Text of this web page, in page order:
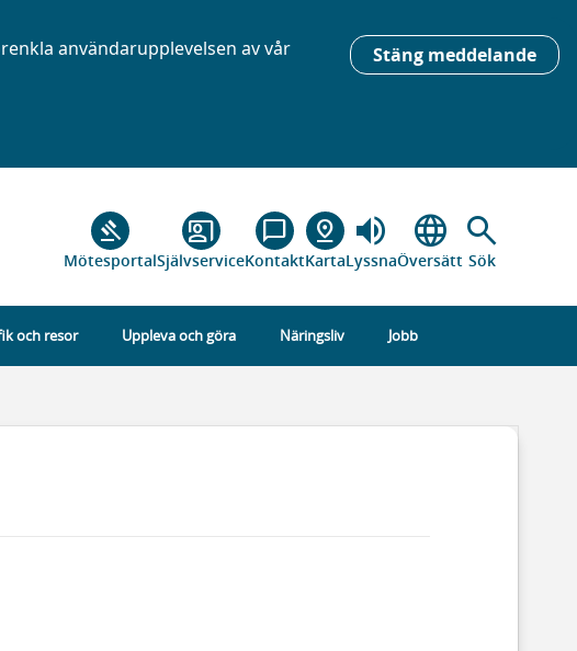
Stäng meddelande
användarupplevelsen av vår
gavel
Mötesportal
co_present
Självservice
chat_bubble_outline
Kontakt
pin_drop
Karta
volume_up
Lyssna
language
Översätt
search
Sök
och resor Uppleva och göra Näringsliv Jobb